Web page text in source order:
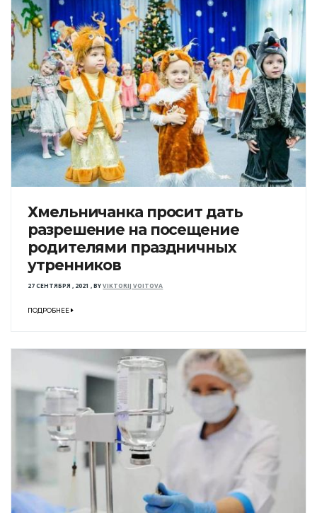
Хмельничанка просит дать
разрешение на посещение
родителями праздничных
утренников
27 СЕНТЯБРЯ , 2021 ,BYVIKTORIJ VOITOVA
ПОДРОБНЕЕ